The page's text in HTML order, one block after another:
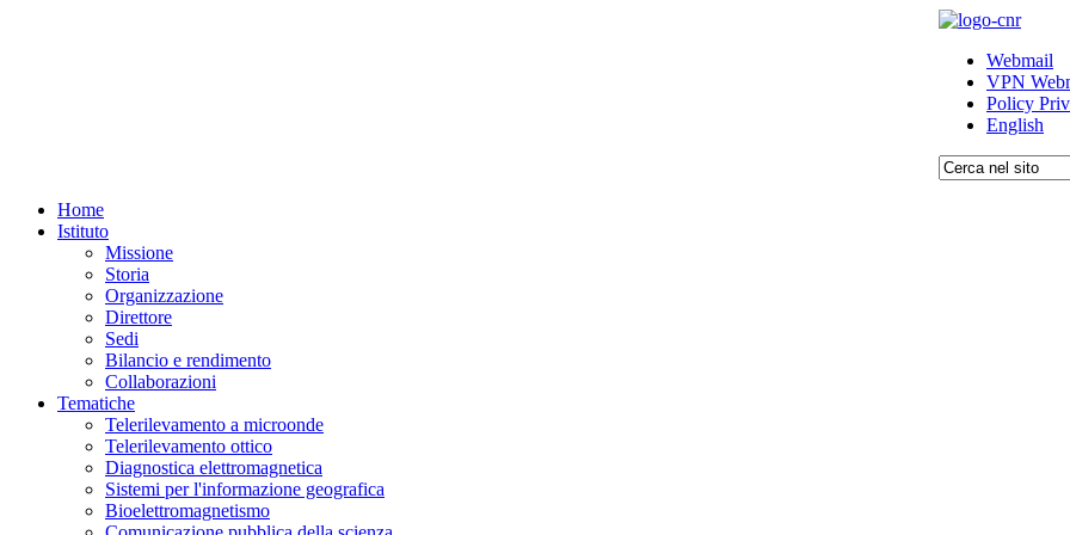
Webmail
VPN
Policy
English
Home
Istituto
Missione
Storia
Organizzazione
Direttore
Sedi
Bilancio e rendimento
Collaborazioni
Tematiche
Telerilevamento a microonde
Telerilevamento ottico
Diagnostica elettromagnetica
Sistemi per l'informazione geografica
Bioelettromagnetismo